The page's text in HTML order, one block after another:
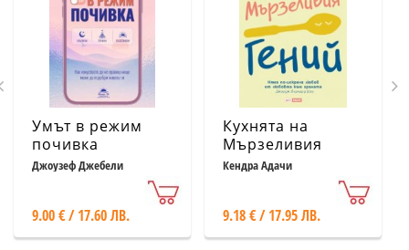
Умът в режим
почивка
Джоузеф Джебели
9.00 € / 17.60 ЛВ.
Кухнята на
Мързеливия
гений
Кендра Адачи
9.18 € / 17.95 ЛВ.